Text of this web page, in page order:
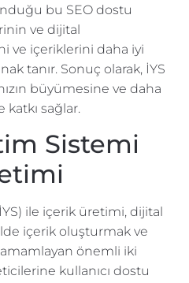
bu SEO dostu
ve dijital
ve içeriklerini daha iyi
tanır. Sonuç olarak, İYS
büyümesine ve daha
sağlar.
Sistemi
ile içerik üretimi, dijital
içerik oluşturmak ve
önemli iki
kullanıcı dostu